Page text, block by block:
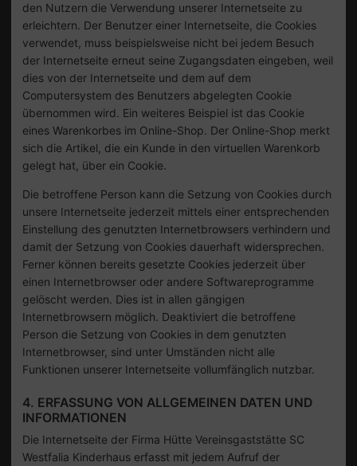
den Nutzern die Verwendung unserer Internetseite zu
erleichtern. Der Benutzer einer Internetseite, die Cookies
verwendet, muss beispielsweise nicht bei jedem Besuch
der Internetseite erneut seine Zugangsdaten eingeben, weil
dies von der Internetseite und dem auf dem
Computersystem des Benutzers abgelegten Cookie
übernommen wird. Ein weiteres Beispiel ist das Cookie
eines Warenkorbes im Online-Shop. Der Online-Shop merkt
sich die Artikel, die ein Kunde in den virtuellen Warenkorb
gelegt hat, über ein Cookie.
Die betroffene Person kann die Setzung von Cookies durch
unsere Internetseite jederzeit mittels einer entsprechenden
Einstellung des genutzten Internetbrowsers verhindern und
damit der Setzung von Cookies dauerhaft widersprechen.
Ferner können bereits gesetzte Cookies jederzeit über
einen Internetbrowser oder andere Softwareprogramme
gelöscht werden. Dies ist in allen gängigen
Internetbrowsern möglich. Deaktiviert die betroffene
Person die Setzung von Cookies in dem genutzten
Internetbrowser, sind unter Umständen nicht alle
Funktionen unserer Internetseite vollumfänglich nutzbar.
4. ERFASSUNG VON ALLGEMEINEN DATEN UND
INFORMATIONEN
Die Internetseite der Firma Hütte Vereinsgaststätte SC
Westfalia Kinderhaus erfasst mit jedem Aufruf der